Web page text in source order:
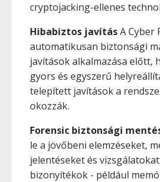
cryptojacking-ellenes
Hibabiztos javításA Cyber
automatikusan biztonsági
javítások alkalmazása előtt,
gyors és egyszerű
telepített javítások a
okozzák.
Forensic biztonsági
le a jövőbeni elemzéseket,
jelentéseket és
bizonyítékok - például